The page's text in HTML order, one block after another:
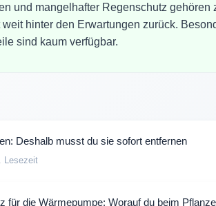
und mangelhafter Regenschutz
hinter den Erwartungen zurück.
sind kaum verfügbar.
Deshalb musst du sie sofort entfernen
Lesezeit
für die Wärmepumpe: Worauf du beim